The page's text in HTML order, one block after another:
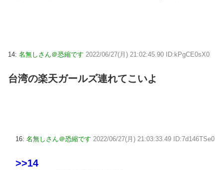
14: 名無しさん＠恐縮です 2022/06/27(月) 21:02:45.90 ID:kPgCE0sX0
台湾の楽天ガールズ連れてこいよ
16: 名無しさん＠恐縮です 2022/06/27(月) 21:03:33.49 ID:7d146TSe0
>>14